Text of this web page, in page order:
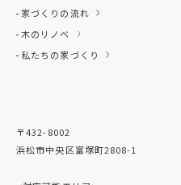
家づくりの流れ
木のリノベ
私たちの家づくり
〒432-8002
浜松市中央区富塚町2808-1